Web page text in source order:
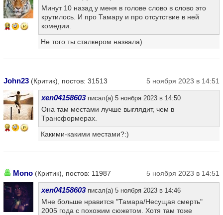
15
Минут 10 назад у меня в голове слово в слово это
крутилось. И про Тамару и про отсутствие в ней
комедии.
Не того ты сталкером назвала)
John23 (Критик), постов: 31513 5 ноября 2023 в 14:51
9
xen04158603писал(а) 5 ноября 2023 в 14:50
Она там местами лучше выглядит, чем в
Трансформерах.
Какими-какими местами?:)
Mono (Критик), постов: 11987 5 ноября 2023 в 14:51
xen04158603писал(а) 5 ноября 2023 в 14:46
Мне больше нравится "Тамара/Несущая смерть"
2005 года с похожим сюжетом. Хотя там тоже